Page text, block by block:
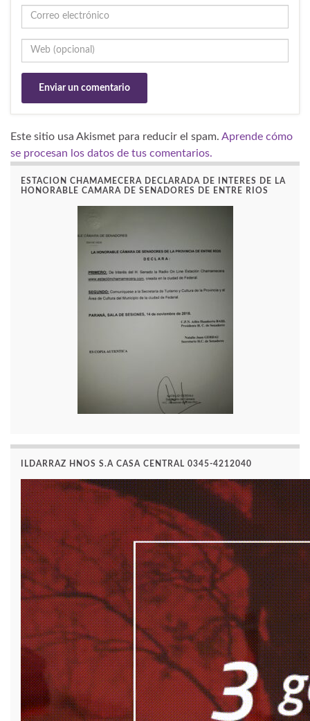
Este sitio usa Akismet para reducir el spam. Aprende cómo
se procesan los datos de tus comentarios.
ESTACION CHAMAMECERA DECLARADA DE INTERES DE LA
HONORABLE CAMARA DE SENADORES DE ENTRE RIOS
ILDARRAZ HNOS S.A CASA CENTRAL 0345-4212040